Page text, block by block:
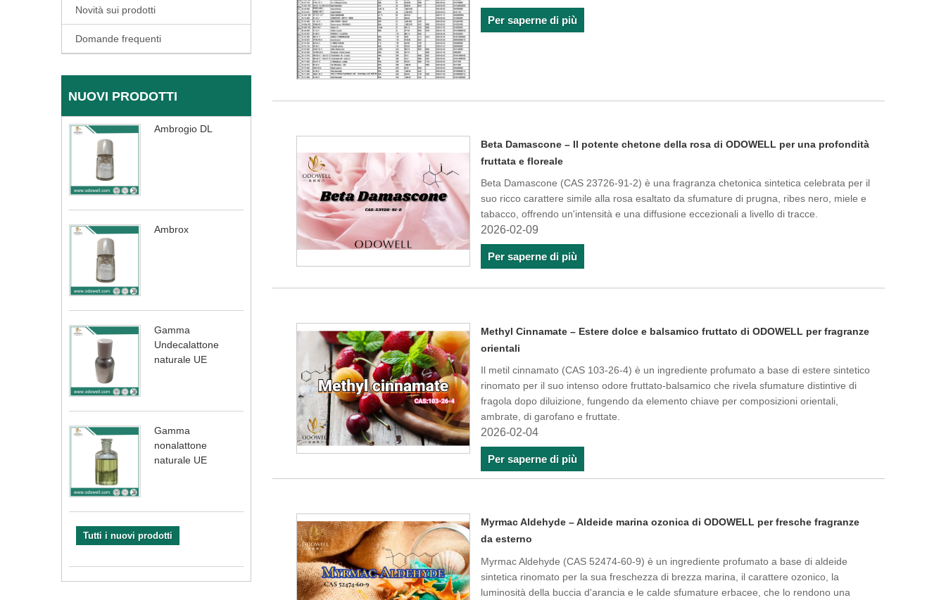
Novità sui prodotti
Domande frequenti
NUOVI PRODOTTI
Ambrogio DL
Ambrox
Gamma
Undecalattone
naturale UE
Gamma
nonalattone
naturale UE
Tutti i nuovi prodotti
Per saperne di più
Beta Damascone – Il potente chetone della rosa di ODOWELL per una profondità
fruttata e floreale
Beta Damascone (CAS 23726-91-2) è una fragranza chetonica sintetica celebrata per il
suo ricco carattere simile alla rosa esaltato da sfumature di prugna, ribes nero, miele e
tabacco, offrendo un'intensità e una diffusione eccezionali a livello di tracce.
2026-02-09
Per saperne di più
Methyl Cinnamate – Estere dolce e balsamico fruttato di ODOWELL per fragranze
orientali
Il metil cinnamato (CAS 103-26-4) è un ingrediente profumato a base di estere sintetico
rinomato per il suo intenso odore fruttato-balsamico che rivela sfumature distintive di
fragola dopo diluizione, fungendo da elemento chiave per composizioni orientali,
ambrate, di garofano e fruttate.
2026-02-04
Per saperne di più
Myrmac Aldehyde – Aldeide marina ozonica di ODOWELL per fresche fragranze
da esterno
Myrmac Aldehyde (CAS 52474-60-9) è un ingrediente profumato a base di aldeide
sintetica rinomato per la sua freschezza di brezza marina, il carattere ozonico, la
luminosità della buccia d'arancia e le calde sfumature erbacee, che lo rendono una